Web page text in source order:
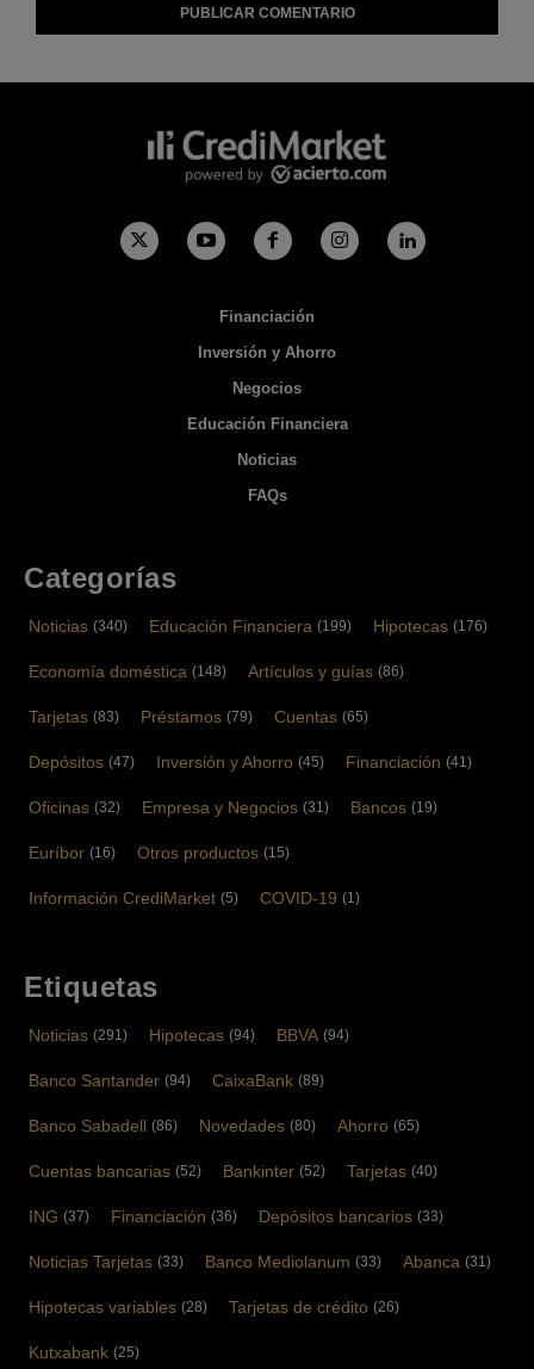
Financiación
Inversión y Ahorro
Negocios
Educación Financiera
Noticias
FAQs
Categorías
Noticias (340) Educación Financiera (199) Hipotecas (176)
Economía doméstica (148) Artículos y guías (86)
Tarjetas (83) Préstamos (79) Cuentas (65)
Depósitos (47) Inversión y Ahorro (45) Financiación (41)
Oficinas (32) Empresa y Negocios (31) Bancos (19)
Euríbor (16) Otros productos (15)
Información CrediMarket (5) COVID-19 (1)
Etiquetas
Noticias (291) Hipotecas (94) BBVA (94)
Banco Santander (94) CaixaBank (89)
Banco Sabadell (86) Novedades (80) Ahorro (65)
Cuentas bancarias (52) Bankinter (52) Tarjetas (40)
ING (37) Financiación (36) Depósitos bancarios (33)
Noticias Tarjetas (33) Banco Mediolanum (33) Abanca (31)
Hipotecas variables (28) Tarjetas de crédito (26)
Kutxabank (25)